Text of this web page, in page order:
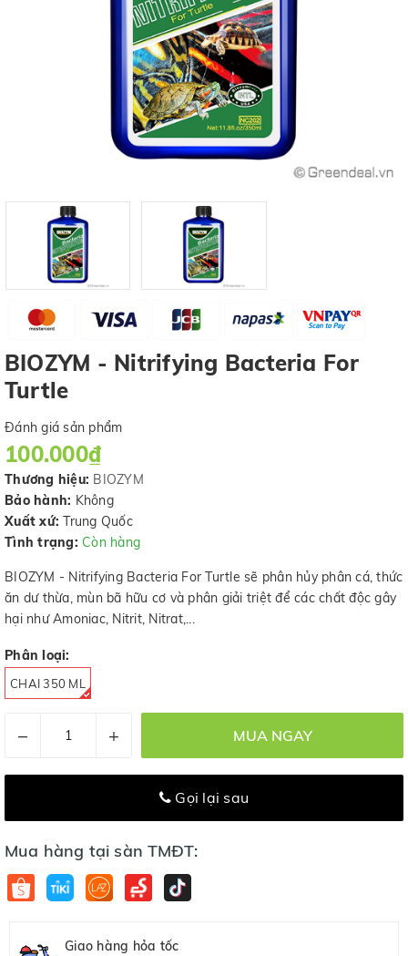
BIOZYM - Nitrifying Bacteria For
Turtle
Đánh giá sản phẩm
100.000₫
Thương hiệu: BIOZYM
Bảo hành: Không
Xuất xứ: Trung Quốc
Tình trạng: Còn hàng
BIOZYM - Nitrifying Bacteria For Turtle sẽ phân hủy phân cá, thức
ăn dư thừa, mùn bã hữu cơ và phân giải triệt để các chất độc gây
hại như Amoniac, Nitrit, Nitrat,...
Phân loại:
CHAI 350 ML
– + MUA NGAY
Gọi lại sau
Mua hàng tại sàn TMĐT:
Giao hàng hỏa tốc